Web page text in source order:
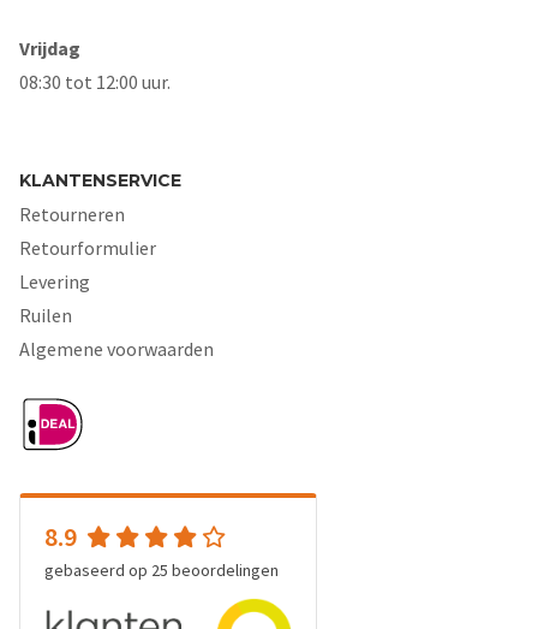
Vrijdag
08:30 tot 12:00 uur.
KLANTENSERVICE
Retourneren
Retourformulier
Levering
Ruilen
Algemene voorwaarden
8.9
gebaseerd op 25 beoordelingen